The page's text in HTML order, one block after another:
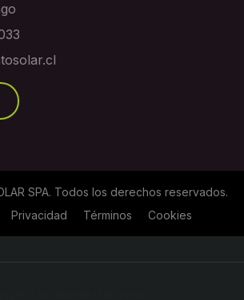
SPA. Todos los derechos reservados.
Privacidad Términos Cookies